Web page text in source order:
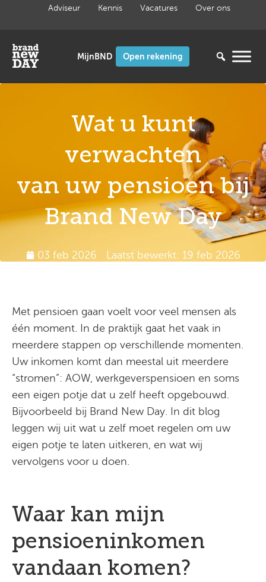
inhoud
Adviseur Kennis Vacatures Over ons
Open rekening
Wat u kunt
verwachten
van uw pensioen bij
Brand New Day
03 feb 2026 Laatst bewerkt: 19 feb 2026
Met pensioen gaan voelt voor veel mensen als
één moment. In de praktijk gaat het vaak in
meerdere stappen op verschillende momenten.
Uw inkomen komt dan meestal uit meerdere
“stromen”: AOW, werkgeverspensioen en soms
een eigen potje dat u zelf heeft opgebouwd.
Bijvoorbeeld bij Brand New Day. In dit blog
leggen wij uit wat u zelf moet regelen om uw
eigen potje te laten uitkeren, en wat wij
vervolgens voor u doen.
Waar kan mijn
pensioeninkomen
vandaan komen?